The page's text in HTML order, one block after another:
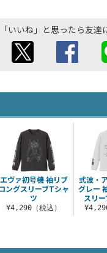
「いいね」と思ったら友達
エヴァ初号機 袖リブ
ングスリーブTシャ
ツ
¥4,290（税込）
式波・
グレー
スリ